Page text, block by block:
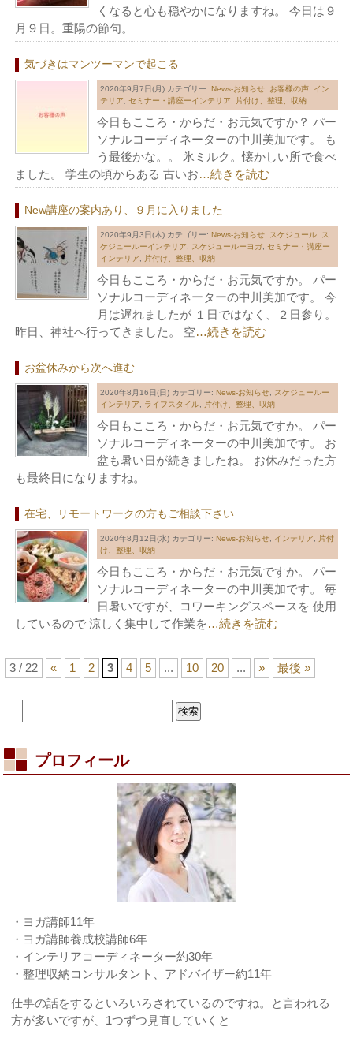
くなると心も穏やかになりますね。 今日は９
月９日。重陽の節句。
気づきはマンツーマンで起こる
2020年9月7日(月) カテゴリー: News-お知らせ, お客様の声, イン
テリア,セミナー・講座ーインテリア, 片付け、整理、収納
今日もこころ・からだ・お元気ですか？ パー
ソナルコーディネーターの中川美加です。 も
う最後かな。。 氷ミルク。懐かしい所で食べ
ました。 学生の頃からある 古いお…続きを読む
New講座の案内あり、９月に入りました
2020年9月3日(木) カテゴリー: News-お知らせ, スケジュール, ス
ケジュールーインテリア, スケジュールーヨガ,セミナー・講座ー
インテリア, 片付け、整理、収納
今日もこころ・からだ・お元気ですか。 パー
ソナルコーディネーターの中川美加です。 今
月は遅れましたが １日ではなく、２日参り。
昨日、神社へ行ってきました。 空…続きを読む
お盆休みから次へ進む
2020年8月16日(日) カテゴリー: News-お知らせ, スケジュールー
インテリア, ライフスタイル, 片付け、整理、収納
今日もこころ・からだ・お元気ですか。 パー
ソナルコーディネーターの中川美加です。 お
盆も暑い日が続きましたね。 お休みだった方
も最終日になりますね。
在宅、リモートワークの方もご相談下さい
2020年8月12日(水) カテゴリー: News-お知らせ, インテリア, 片付
け、整理、収納
今日もこころ・からだ・お元気ですか。 パー
ソナルコーディネーターの中川美加です。 毎
日暑いですが、コワーキングスペースを 使用
しているので 涼しく集中して作業を…続きを読む
3 / 22 « 1 2 3 4 5 ... 10 20 ... » 最後 »
プロフィール
・ヨガ講師11年
・ヨガ講師養成校講師6年
・インテリアコーディネーター約30年
・整理収納コンサルタント、アドバイザー約11年
仕事の話をするといろいろされているのですね。と言われる
方が多いですが、1つずつ見直していくと